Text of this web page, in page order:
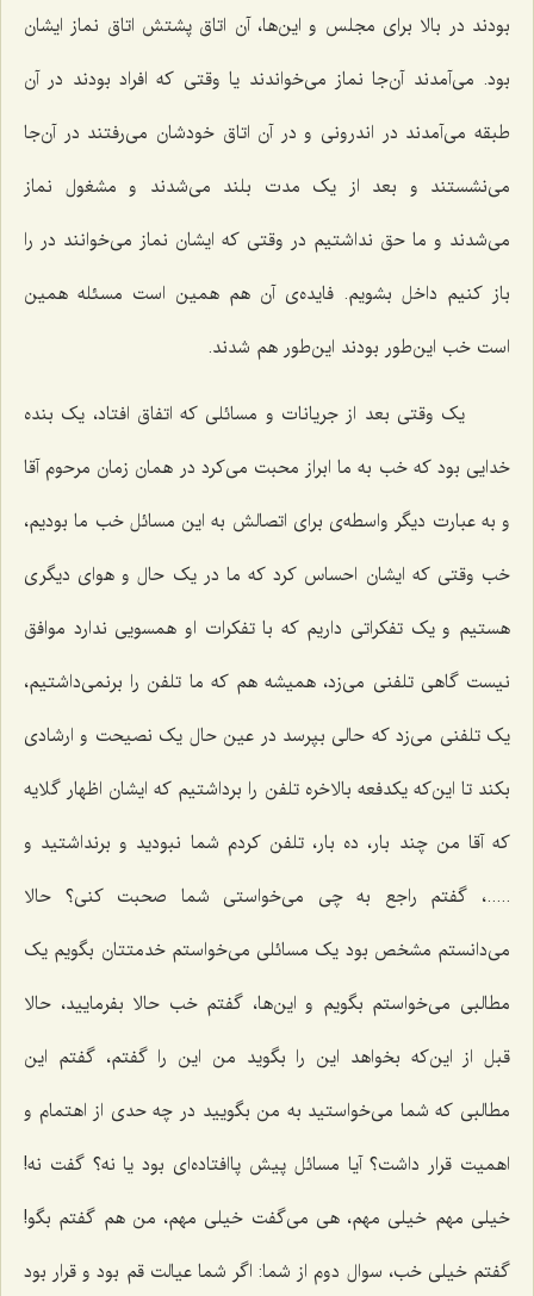
بودند در بالا برای مجلس و این‌ها، آن اتاق پشتش اتاق نماز ایشان
بود. می‌آمدند آن‌جا نماز می‌خواندند یا وقتی که افراد بودند در آن
طبقه می‌آمدند در اندرونی و در آن اتاق خودشان می‌رفتند در آن‌جا
می‌نشستند و بعد از یک مدت بلند می‌شدند و مشغول نماز
می‌شدند و ما حق نداشتیم در وقتی که ایشان نماز می‌خوانند در را
باز کنیم داخل بشویم. فایده‌ی آن هم همین است مسئله همین
است خب این‌طور بودند این‌طور هم شدند.
یک وقتی بعد از جریانات و مسائلی که اتفاق افتاد، یک بنده
خدایی بود که خب به ما ابراز محبت می‌کرد در همان زمان مرحوم آقا
و به عبارت دیگر واسطه‌ی برای اتصالش به این مسائل خب ما بودیم،
خب وقتی که ایشان احساس کرد که ما در یک حال و هوای دیگری
هستیم و یک تفکراتی داریم که با تفکرات او همسویی ندارد موافق
نیست گاهی تلفنی می‌زد، همیشه هم که ما تلفن را برنمی‌داشتیم،
یک تلفنی می‌زد که حالی بپرسد در عین حال یک نصیحت و ارشادی
بکند تا این‌که یکدفعه بالاخره تلفن را برداشتیم که ایشان اظهار گلایه
که آقا من چند بار، ده بار، تلفن کردم شما نبودید و برنداشتید و
.....، گفتم راجع به چی می‌خواستی شما صحبت کنی؟ حالا
می‌دانستم مشخص بود یک مسائلی می‌خواستم خدمتتان‌ بگویم یک
مطالبی می‌خواستم بگویم و این‌ها، گفتم خب حالا بفرمایید، حالا
قبل از این‌که بخواهد این را بگوید من این را گفتم، گفتم این
مطالبی که شما می‌خواستید به من بگویید در چه حدی از اهتمام و
اهمیت قرار داشت؟ آیا مسائل پیش پاافتاده‌ای بود یا نه؟ گفت نه!
خیلی مهم خیلی مهم، هی می‌گفت خیلی مهم، من هم گفتم بگو!
گفتم خیلی خب، سوال دوم از شما: اگر شما عیالت قم بود و قرار بود